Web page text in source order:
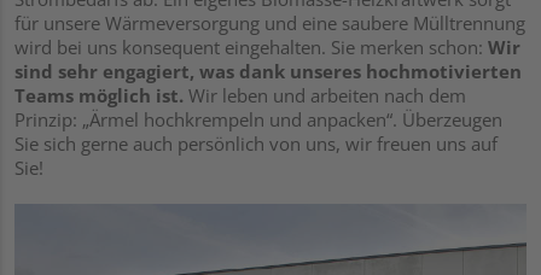
für unsere Wärmeversorgung und eine saubere Mülltrennung
wird bei uns konsequent eingehalten. Sie merken schon: Wir
sind sehr engagiert, was dank unseres hochmotivierten
Teams möglich ist. Wir leben und arbeiten nach dem
Prinzip: „Ärmel hochkrempeln und anpacken“. Überzeugen
Sie sich gerne auch persönlich von uns, wir freuen uns auf
Sie!